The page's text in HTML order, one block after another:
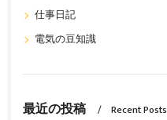
仕事日記
電気の豆知識
最近の投稿 Recent Posts